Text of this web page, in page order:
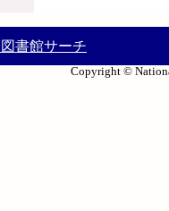
書館サーチ
Copyright ©